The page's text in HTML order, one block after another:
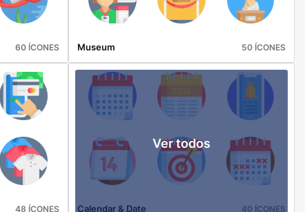
60 ÍCONES Museum 50 ÍCONES
48 ÍCONES
Ver todos
Calendar & Date 40 ÍCONES